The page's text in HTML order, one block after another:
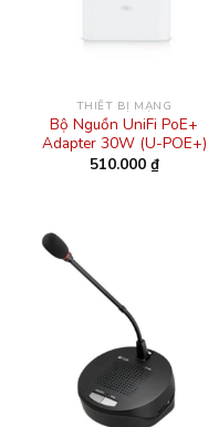
THIẾT BỊ MẠNG
Bộ Nguồn UniFi PoE+
Adapter 30W (U-POE+)
510.000 ₫